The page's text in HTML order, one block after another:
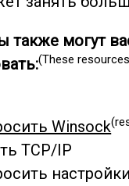
также могут
(These
Winsock
TCP/IP